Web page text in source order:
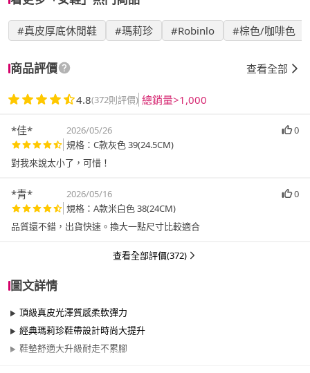
#真皮厚底休閒鞋 #瑪莉珍 #Robinlo #棕色/咖啡色
商品評價 查看全部
4.8(372則評價) 總銷量>1,000
*佳* 2026/05/26
0
規格：C款灰色 39(24.5CM)
對我來說太小了，可惜！
*青* 2026/05/16
0
規格：A款米白色 38(24CM)
品質還不錯，出貨快速。換大一點尺寸比較適合
查看全部評價(372)
圖文詳情
頂級真皮光澤質感柔軟彈力
經典瑪莉珍鞋帶設計時尚大提升
鞋墊舒適大升級耐走不累腳